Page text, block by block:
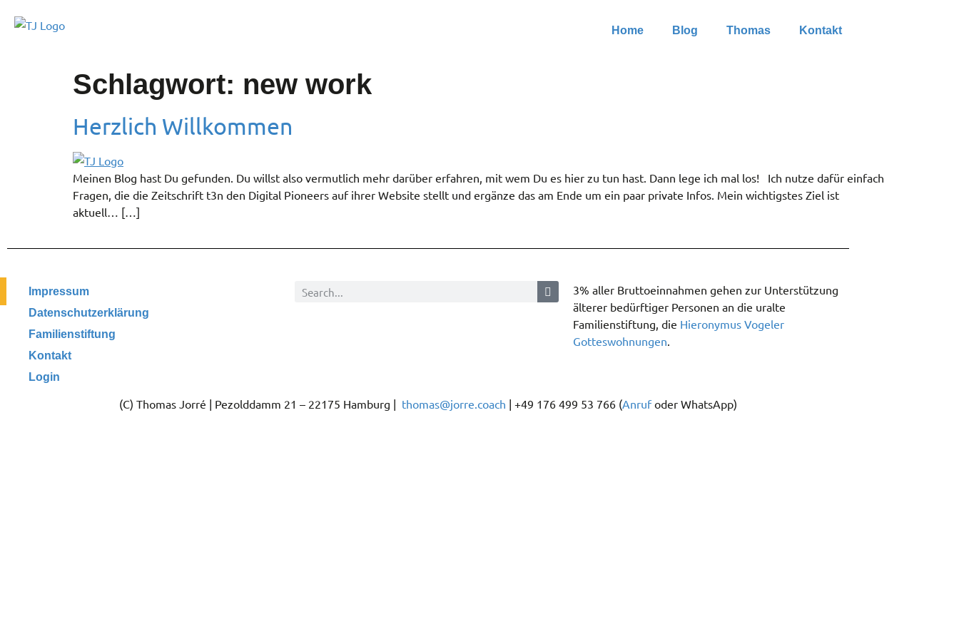
Home Blog Thomas Kontakt
Schlagwort: new work
Herzlich Willkommen
Meinen Blog hast Du gefunden. Du willst also vermutlich mehr darüber erfahren, mit wem Du es hier zu tun hast. Dann lege ich mal los! Ich nutze dafür einfach
Fragen, die die Zeitschrift t3n den Digital Pioneers auf ihrer Website stellt und ergänze das am Ende um ein paar private Infos. Mein wichtigstes Ziel ist
aktuell… […]
Impressum
Datenschutzerklärung
Familienstiftung
Kontakt
Login
3% aller Bruttoeinnahmen gehen zur Unterstützung
älterer bedürftiger Personen an die uralte
Familienstiftung, die Hieronymus Vogeler
Gotteswohnungen.
(C) Thomas Jorré | Pezolddamm 21 – 22175 Hamburg | thomas@jorre.coach | +49 176 499 53 766 (Anrufoder WhatsApp)